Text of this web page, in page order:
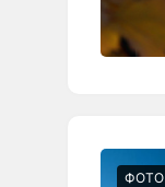
ФОТО